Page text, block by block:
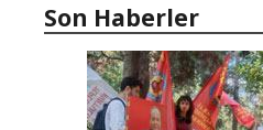
Son Haberler